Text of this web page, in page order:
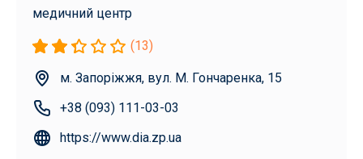
медичний центр
(13)
м. Запоріжжя, вул. М. Гончаренка, 15
+38 (093) 111-03-03
https://www.dia.zp.ua